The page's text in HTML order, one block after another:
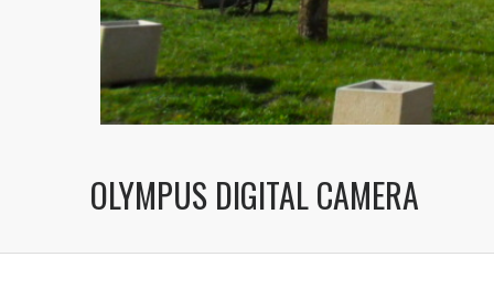
OLYMPUS DIGITAL CAMERA